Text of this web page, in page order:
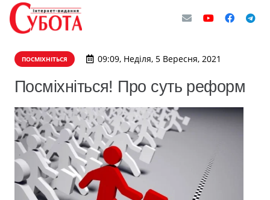
ПОСМІХНІТЬСЯ 09:09, Неділя, 5 Вересня, 2021
Посміхніться! Про суть реформ